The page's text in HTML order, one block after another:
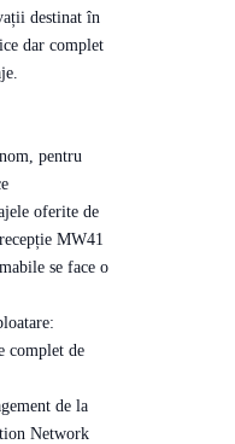
destinat în
dar complet
pentru
oferite de
MW41
se face o
complet de
de la
Network